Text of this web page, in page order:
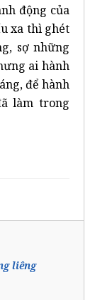
động của
xa thì ghét
sợ những
ai hành
để hành
làm trong
liêng